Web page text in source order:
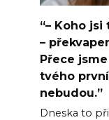
“– Koho
–
Přece
tvého
nebudou.”
Dneska to